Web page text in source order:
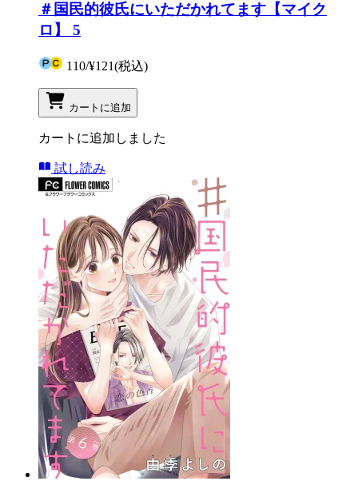
＃国民的彼氏にいただかれてます【マイク
ロ】 5
110/¥121(税込)
カートに追加
カートに追加しました
試し読み